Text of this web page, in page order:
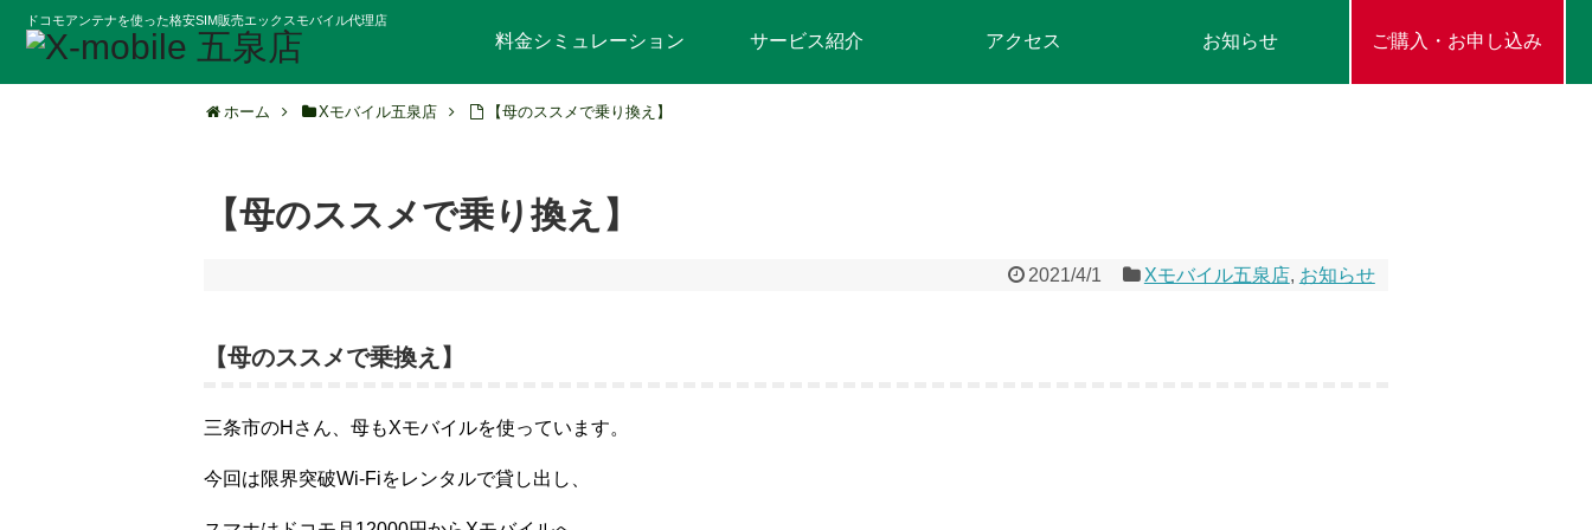
ドコモアンテナを使った格安SIM販売エックスモバイル代理店
料金シミュレーション サービス紹介 アクセス お知らせ ご購入・お申し込み
ホーム Xモバイル五泉店 【母のススメで乗り換え】
【母のススメで乗り換え】
2021/4/1 Xモバイル五泉店, お知らせ
【母のススメで乗換え】
三条市のHさん、母もXモバイルを使っています。
今回は限界突破Wi-Fiをレンタルで貸し出し、